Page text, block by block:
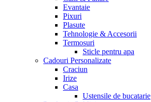
Evantaie
Pixuri
Plasute
Tehnologie & Accesorii
Termosuri
Sticle pentru apa
Cadouri Personalizate
Craciun
Irize
Casa
Ustensile de bucatarie